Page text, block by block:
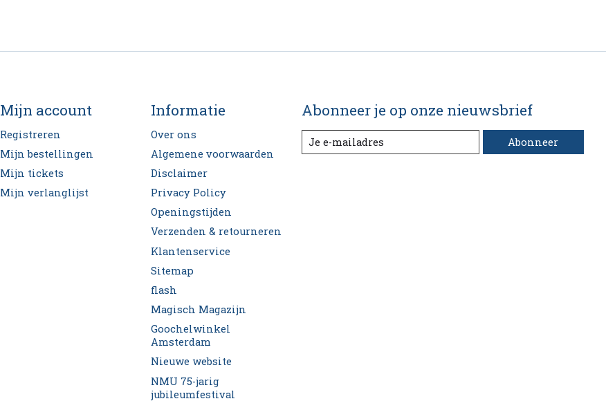
Mijn account
Registreren
Mijn bestellingen
Mijn tickets
Mijn verlanglijst
Informatie
Over ons
Algemene voorwaarden
Disclaimer
Privacy Policy
Openingstijden
Verzenden & retourneren
Klantenservice
Sitemap
flash
Magisch Magazijn
Goochelwinkel
Amsterdam
Nieuwe website
NMU 75-jarig
jubileumfestival
Abonneer je op onze nieuwsbrief
Abonneer